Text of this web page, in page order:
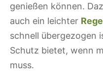
genießen können.
auch ein leichter
schnell übergezogen
Schutz bietet, wenn
muss.